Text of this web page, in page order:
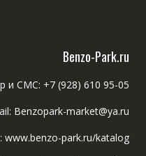
Benzo-Park.ru
и СМС: +7 (928) 610 95-05
Benzopark-market@ya.ru
www.benzo-park.ru/katalog